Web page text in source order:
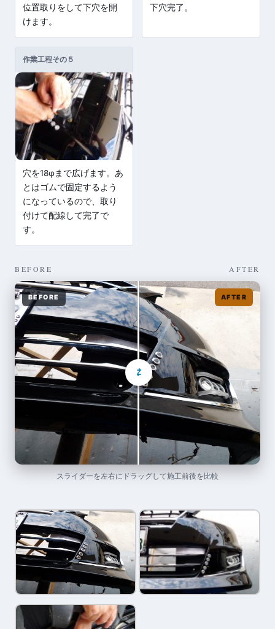
位置取りをして下穴を開
けます。
下穴完了。
作業工程その５
穴を18φまで広げます。あ
とはゴムで固定するよう
になっているので、取り
付けて配線して完了で
す。
BEFORE AFTER
BEFORE AFTER
⇄
スライダーを左右にドラッグして施工前後を比較